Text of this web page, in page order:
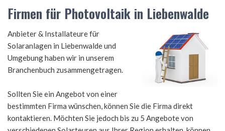
Firmen für Photovoltaik in Liebenwalde
Anbieter & Installateure für
Solaranlagen in Liebenwalde und
Umgebung haben wir in unserem
Branchenbuch zusammengetragen.
Sollten Sie ein Angebot von einer
bestimmten Firma wünschen, können Sie die Firma direkt
kontaktieren. Möchten Sie jedoch bis zu 5 Angebote von